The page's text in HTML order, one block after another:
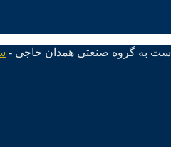
به گروه صنعتی همدان حاجی -